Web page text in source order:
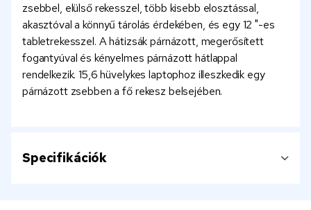
zsebbel, elülső rekesszel, több kisebb elosztással,
akasztóval a könnyű tárolás érdekében, és egy 12 "-es
tabletrekesszel. A hátizsák párnázott, megerősített
fogantyúval és kényelmes párnázott hátlappal
rendelkezik. 15,6 hüvelykes laptophoz illeszkedik egy
párnázott zsebben a fő rekesz belsejében.
Specifikációk